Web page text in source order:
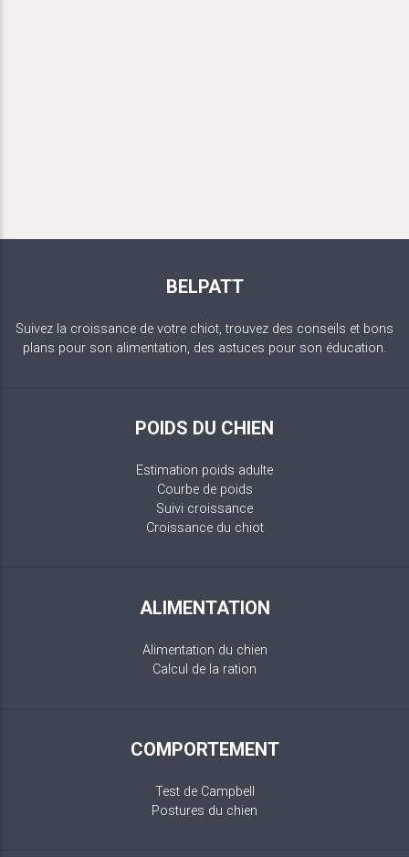
BELPATT
Suivez la croissance de votre chiot, trouvez des conseils et bons
plans pour son alimentation, des astuces pour son éducation.
POIDS DU CHIEN
Estimation poids adulte
Courbe de poids
Suivi croissance
Croissance du chiot
ALIMENTATION
Alimentation du chien
Calcul de la ration
COMPORTEMENT
Test de Campbell
Postures du chien